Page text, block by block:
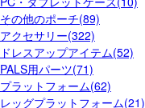
その他のポーチ(89)
アクセサリー(322)
ドレスアップアイテム(52)
PALS用パーツ(71)
プラットフォーム(62)
レッグプラットフォーム(21)